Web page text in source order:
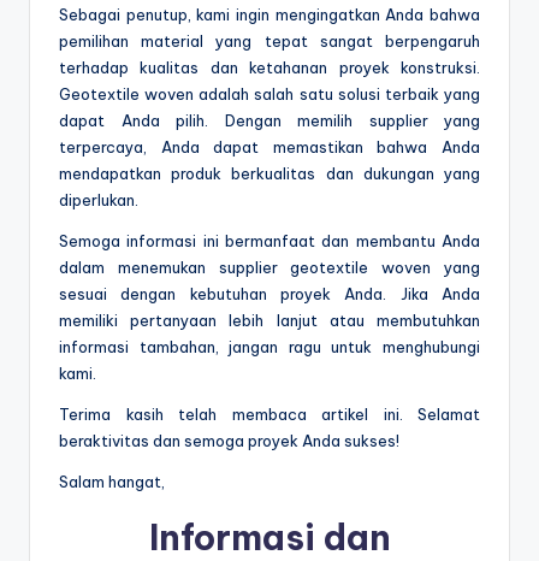
Sebagai penutup, kami ingin mengingatkan Anda bahwa
pemilihan material yang tepat sangat berpengaruh
terhadap kualitas dan ketahanan proyek konstruksi.
Geotextile woven adalah salah satu solusi terbaik yang
dapat Anda pilih. Dengan memilih supplier yang
terpercaya, Anda dapat memastikan bahwa Anda
mendapatkan produk berkualitas dan dukungan yang
diperlukan.
Semoga informasi ini bermanfaat dan membantu Anda
dalam menemukan supplier geotextile woven yang
sesuai dengan kebutuhan proyek Anda. Jika Anda
memiliki pertanyaan lebih lanjut atau membutuhkan
informasi tambahan, jangan ragu untuk menghubungi
kami.
Terima kasih telah membaca artikel ini. Selamat
beraktivitas dan semoga proyek Anda sukses!
Salam hangat,
Informasi dan